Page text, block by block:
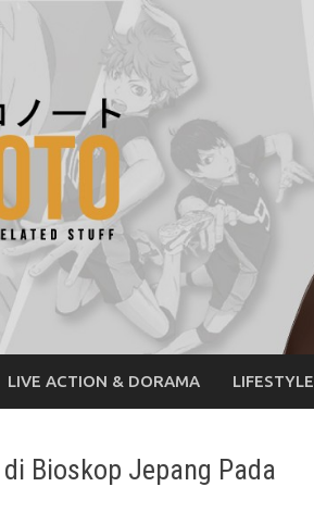
LIVE ACTION & DORAMA LIFESTYLE
Bioskop Jepang Pada